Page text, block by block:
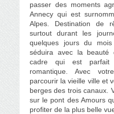
passer des moments
Annecy qui est
Alpes. Destination de
surtout durant les
quelques jours du
séduira avec la
cadre qui est parfait
romantique. Avec
parcourir la vieille ville et
berges des trois canaux.
sur le pont des Amours
profiter de la plus belle